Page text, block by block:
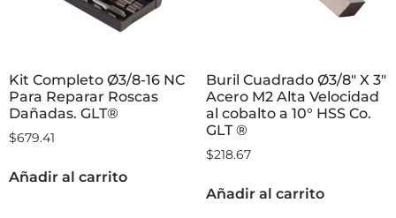
Kit Completo Ø3/8-16 NC
Para Reparar Roscas
Dañadas. GLT®
$679.41
Añadir al carrito
Buril Cuadrado Ø3/8″ X 3″
Acero M2 Alta Velocidad
al cobalto a 10° HSS Co.
GLT ®
$218.67
Añadir al carrito